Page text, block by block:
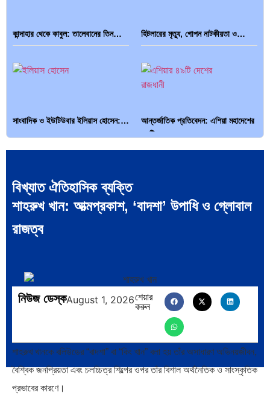
কান্দাহার থেকে কাবুল: তালেবানের তিন… হিটলারের মৃত্যু, গোপন নাটকীয়তা ও…
সাংবাদিক ও ইউটিউবার ইলিয়াস হোসেন:…
আন্তর্জাতিক প্রতিবেদন: এশিয়া মহাদেশের
৪৯টি…
পদ্মা সেতু ও রেল সংযোগ…
বিখ্যাত ঐতিহাসিক ব্যক্তি
শাহরুখ খান: আত্মপ্রকাশ, ‘বাদশা’ উপাধি ও গ্লোবাল
রাজত্ব
নিউজ ডেস্কAugust 1, 2026শেয়ার
করুন
শাহরুখ খানকে বলিউডের “বাদশা” বা “কিং খান” বলা হয় তাঁর অসাধারণ অভিনয়জীবন,
বৈশ্বিক জনপ্রিয়তা এবং চলচ্চিত্র শিল্পের ওপর তাঁর বিশাল অর্থনৈতিক ও সাংস্কৃতিক
প্রভাবের কারণে।